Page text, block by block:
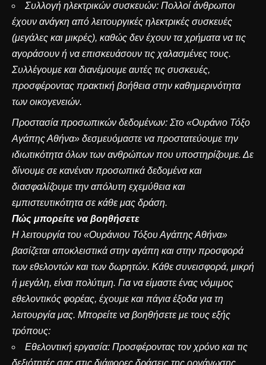
Συλλογή ηλεκτρικών συσκευών: Πολλοί άνθρωποι
έχουν ανάγκη από λειτουργικές ηλεκτρικές συσκευές
(μεγάλες και μικρές), καθώς δεν έχουν τα χρήματα να τις
αγοράσουν ή να επισκευάσουν τις χαλασμένες τους.
Συλλέγουμε και διανέμουμε αυτές τις συσκευές,
προσφέροντας πρακτική βοήθεια στην καθημερινότητα
των οικογενειών.
Προστασία προσωπικών δεδομένων: Στο «Ουράνιο Τόξο
Αγάπης Αθήνα» δεσμευόμαστε να προστατεύουμε την
ιδιωτικότητα όλων των ανθρώπων που υποστηρίζουμε. Δε
δίνουμε σε κανέναν προσωπικά δεδομένα και
διασφαλίζουμε την απόλυτη εχεμύθεια και
εμπιστευτικότητα σε κάθε μας δράση.
Πώς μπορείτε να βοηθήσετε
Η λειτουργία του «Ουράνιου Τόξου Αγάπης Αθήνα»
βασίζεται αποκλειστικά στην αγάπη και στην προσφορά
των εθελοντών και των δωρητών. Κάθε συνεισφορά, μικρή
ή μεγάλη, είναι πολύτιμη. Για να είμαστε ένας νόμιμος
εθελοντικός φορέας, έχουμε και πάγια έξοδα για τη
λειτουργία μας. Μπορείτε να βοηθήσετε με τους εξής
τρόπους:
Εθελοντική εργασία: Προσφέροντας τον χρόνο και τις
δεξιότητές σας στις διάφορες δράσεις της οργάνωσης